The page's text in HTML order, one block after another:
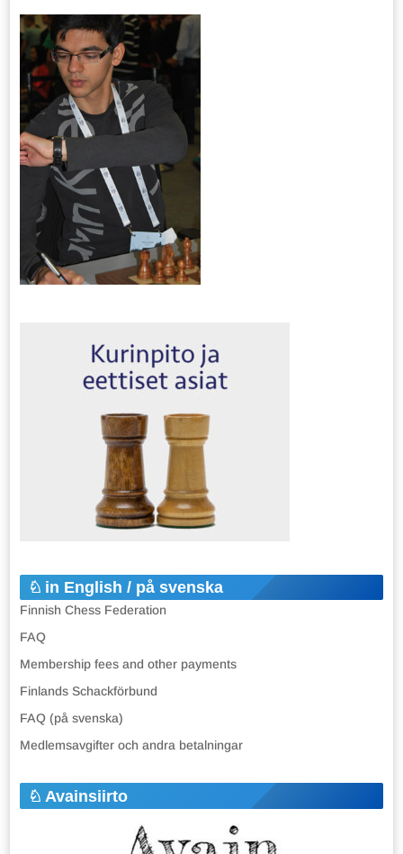
in English / på svenska
Finnish Chess Federation
FAQ
Membership fees and other payments
Finlands Schackförbund
FAQ (på svenska)
Medlemsavgifter och andra betalningar
Avainsiirto